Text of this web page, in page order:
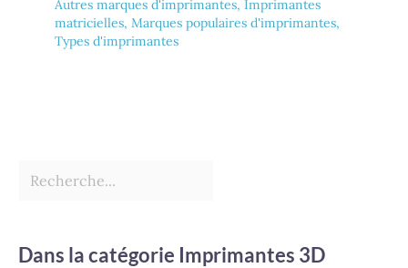
Autres marques d'imprimantes, Imprimantes
matricielles, Marques populaires d'imprimantes,
Types d'imprimantes
Dans la catégorie Imprimantes 3D